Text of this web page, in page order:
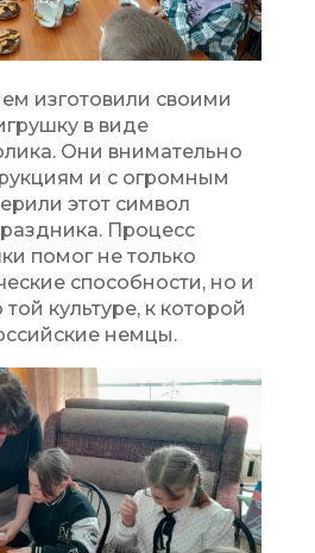
изготовили своими
в виде
Они внимательно
и с огромным
этот символ
Процесс
помог не только
способности, но и
культуре, к которой
немцы.